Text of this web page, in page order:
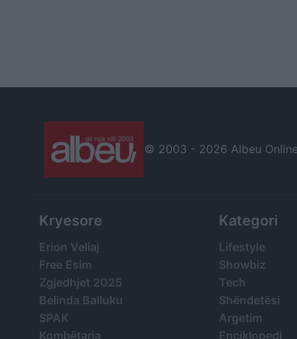
© 2003 - 2026 Albeu
Kryesore
Erion Veliaj
Free Esim
Zgjedhjet 2025
Belinda Balluku
SPAK
Kombëtarja
Kategori
Lifestyle
Showbiz
Tech
Shëndetësi
Argetim
Enciklopedi